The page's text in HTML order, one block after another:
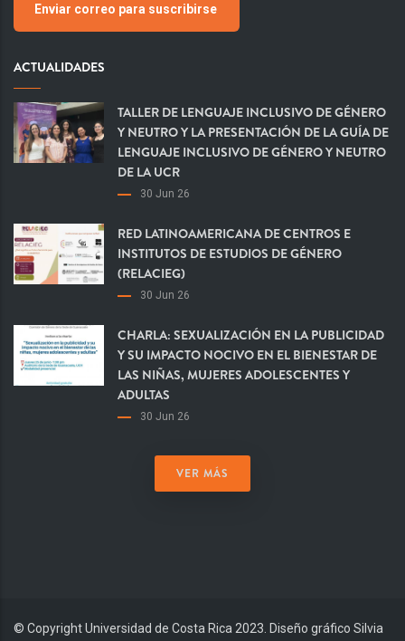
Enviar correo para suscribirse
ACTUALIDADES
TALLER DE LENGUAJE INCLUSIVO DE GÉNERO
Y NEUTRO Y LA PRESENTACIÓN DE LA GUÍA DE
LENGUAJE INCLUSIVO DE GÉNERO Y NEUTRO
DE LA UCR
30 Jun 26
RED LATINOAMERICANA DE CENTROS E
INSTITUTOS DE ESTUDIOS DE GÉNERO
(RELACIEG)
30 Jun 26
CHARLA: SEXUALIZACIÓN EN LA PUBLICIDAD
Y SU IMPACTO NOCIVO EN EL BIENESTAR DE
LAS NIÑAS, MUJERES ADOLESCENTES Y
ADULTAS
30 Jun 26
VER MÁS
© Copyright Universidad de Costa Rica 2023. Diseño gráfico Silvia